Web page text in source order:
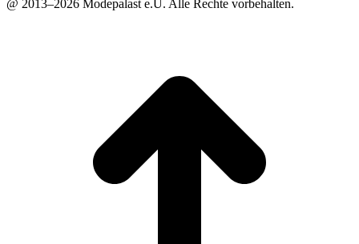
@ 2013–2026 Modepalast e.U. Alle Rechte vorbehalten.